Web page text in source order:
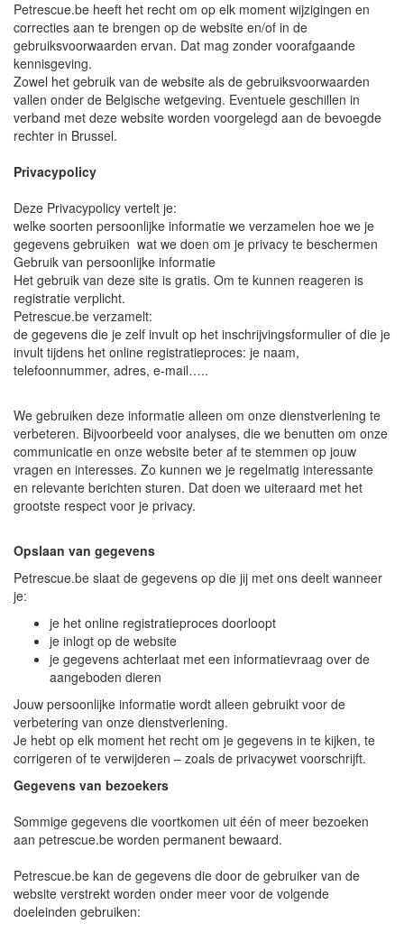
Petrescue.be heeft het recht om op elk moment wijzigingen en
correcties aan te brengen op de website en/of in de
gebruiksvoorwaarden ervan. Dat mag zonder voorafgaande
kennisgeving.
Zowel het gebruik van de website als de gebruiksvoorwaarden
vallen onder de Belgische wetgeving. Eventuele geschillen in
verband met deze website worden voorgelegd aan de bevoegde
rechter in Brussel.
Privacypolicy
Deze Privacypolicy vertelt je:
welke soorten persoonlijke informatie we verzamelen hoe we je
gegevens gebruiken wat we doen om je privacy te beschermen
Gebruik van persoonlijke informatie
Het gebruik van deze site is gratis. Om te kunnen reageren is
registratie verplicht.
Petrescue.be verzamelt:
de gegevens die je zelf invult op het inschrijvingsformulier of die je
invult tijdens het online registratieproces: je naam,
telefoonnummer, adres, e-mail…..
We gebruiken deze informatie alleen om onze dienstverlening te
verbeteren. Bijvoorbeeld voor analyses, die we benutten om onze
communicatie en onze website beter af te stemmen op jouw
vragen en interesses. Zo kunnen we je regelmatig interessante
en relevante berichten sturen. Dat doen we uiteraard met het
grootste respect voor je privacy.
Opslaan van gegevens
Petrescue.be slaat de gegevens op die jij met ons deelt wanneer
je:
je het online registratieproces doorloopt
je inlogt op de website
je gegevens achterlaat met een informatievraag over de
aangeboden dieren
Jouw persoonlijke informatie wordt alleen gebruikt voor de
verbetering van onze dienstverlening.
Je hebt op elk moment het recht om je gegevens in te kijken, te
corrigeren of te verwijderen – zoals de privacywet voorschrijft.
Gegevens van bezoekers
Sommige gegevens die voortkomen uit één of meer bezoeken
aan petrescue.be worden permanent bewaard.
Petrescue.be kan de gegevens die door de gebruiker van de
website verstrekt worden onder meer voor de volgende
doeleinden gebruiken: